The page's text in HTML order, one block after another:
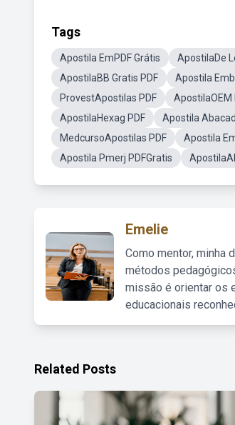
Tags
Apostila EmPDF Grátis ApostilaDe
ApostilaBB Gratis PDF
Apostila
ProvestApostilas PDF
ApostilaOEM
ApostilaHexag PDF
Apostila
MedcursoApostilas PDF
Apostila
Apostila Pmerj PDFGratis
Emelie
Como mentor, minha
métodos
missão é orientar os
educacionais
Related Posts